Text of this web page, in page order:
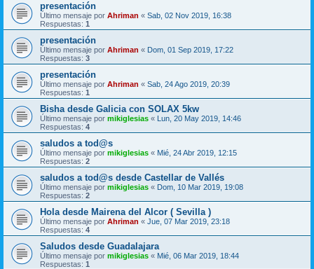
presentación
Último mensaje por Ahriman « Sab, 02 Nov 2019, 16:38
Respuestas: 1
presentación
Último mensaje por Ahriman « Dom, 01 Sep 2019, 17:22
Respuestas: 3
presentación
Último mensaje por Ahriman « Sab, 24 Ago 2019, 20:39
Respuestas: 1
Bisha desde Galicia con SOLAX 5kw
Último mensaje por mikiglesias « Lun, 20 May 2019, 14:46
Respuestas: 4
saludos a tod@s
Último mensaje por mikiglesias « Mié, 24 Abr 2019, 12:15
Respuestas: 2
saludos a tod@s desde Castellar de Vallés
Último mensaje por mikiglesias « Dom, 10 Mar 2019, 19:08
Respuestas: 2
Hola desde Mairena del Alcor ( Sevilla )
Último mensaje por Ahriman « Jue, 07 Mar 2019, 23:18
Respuestas: 4
Saludos desde Guadalajara
Último mensaje por mikiglesias « Mié, 06 Mar 2019, 18:44
Respuestas: 1